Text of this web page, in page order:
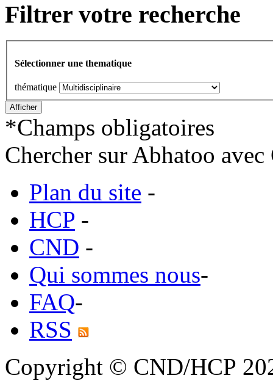
Filtrer votre recherche
Sélectionner une thematique
thématique
*Champs obligatoires
Chercher sur Abhatoo
Plan du site -
HCP -
CND -
Qui sommes nous-
FAQ-
RSS
Copyright © CND/HCP